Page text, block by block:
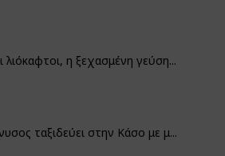
λιόκαφτοι, η ξεχασμένη γεύση...
ταξιδεύει στην Κάσο με μ...